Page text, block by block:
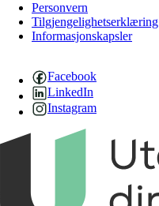
Personvern
Tilgjengelighetserklæring
Informasjonskapsler
Facebook
LinkedIn
Instagram